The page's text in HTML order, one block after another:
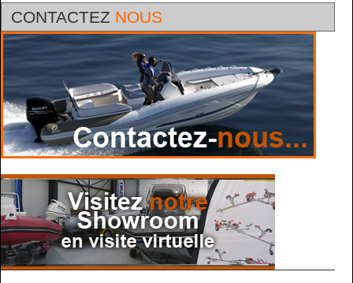
CONTACTEZ NOUS